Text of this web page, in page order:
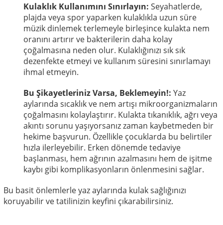
Kulaklık Kullanımını Sınırlayın: Seyahatlerde,
plajda veya spor yaparken kulaklıkla uzun süre
müzik dinlemek terlemeyle birleşince kulakta nem
oranını artırır ve bakterilerin daha kolay
çoğalmasına neden olur. Kulaklığınızı sık sık
dezenfekte etmeyi ve kullanım süresini sınırlamayı
ihmal etmeyin.
Bu Şikayetleriniz Varsa, Beklemeyin!: Yaz
aylarında sıcaklık ve nem artışı mikroorganizmaların
çoğalmasını kolaylaştırır. Kulakta tıkanıklık, ağrı veya
akıntı sorunu yaşıyorsanız zaman kaybetmeden bir
hekime başvurun. Özellikle çocuklarda bu belirtiler
hızla ilerleyebilir. Erken dönemde tedaviye
başlanması, hem ağrının azalmasını hem de işitme
kaybı gibi komplikasyonların önlenmesini sağlar.
Bu basit önlemlerle yaz aylarında kulak sağlığınızı
koruyabilir ve tatilinizin keyfini çıkarabilirsiniz.